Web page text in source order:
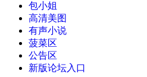
包小姐
高清美图
有声小说
菠菜区
公告区
新版论坛入口